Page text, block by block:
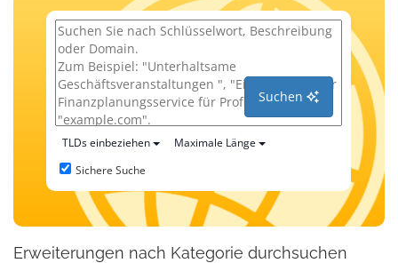
Suchen
TLDs einbeziehen
Maximale Länge
Sichere Suche
Erweiterungen nach Kategorie durchsuchen